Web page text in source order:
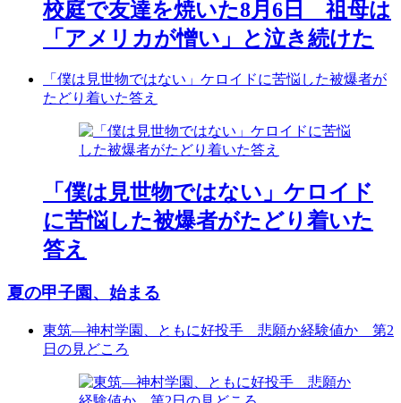
校庭で友達を焼いた8月6日 祖母は
「アメリカが憎い」と泣き続けた
「僕は見世物ではない」ケロイドに苦悩した被爆者が
たどり着いた答え
「僕は見世物ではない」ケロイド
に苦悩した被爆者がたどり着いた
答え
夏の甲子園、始まる
東筑―神村学園、ともに好投手 悲願か経験値か 第2
日の見どころ